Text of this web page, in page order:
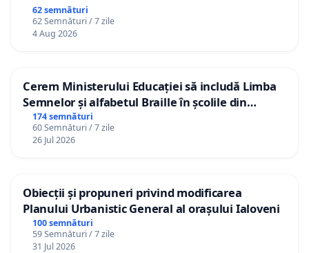
62 semnături
62 Semnături / 7 zile
4 Aug 2026
Cerem Ministerului Educației să includă Limba
Semnelor și alfabetul Braille în școlile din
Republica Moldova!
174 semnături
60 Semnături / 7 zile
26 Jul 2026
Obiecții și propuneri privind modificarea
Planului Urbanistic General al orașului Ialoveni
100 semnături
59 Semnături / 7 zile
31 Jul 2026